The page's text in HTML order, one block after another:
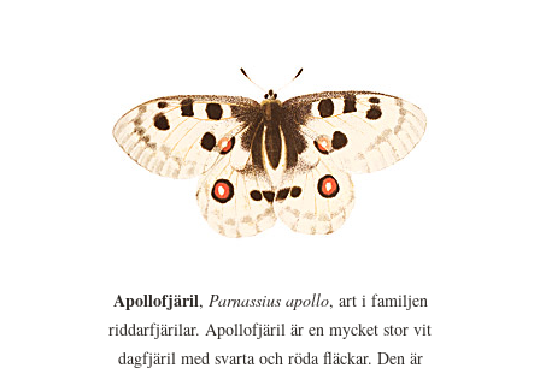
Apollofjäril, Parnassius apollo, art i familjen
riddarfjärilar. Apollofjäril är en mycket stor vit
dagfjäril med svarta och röda fläckar. Den är